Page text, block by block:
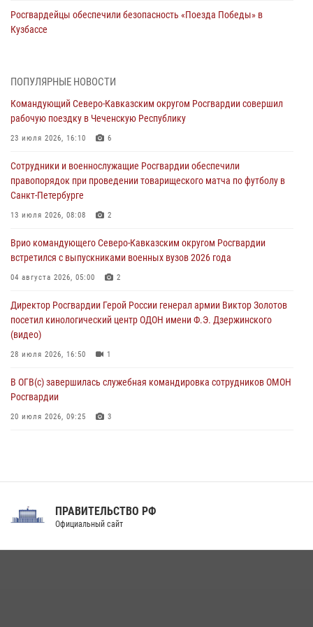
Росгвардейцы обеспечили безопасность «Поезда Победы» в
Кузбассе
Военнослужащие Софринской бригады Росгвардии встретились с
дорогой к Победе в СВО» (видео)
08 августа 2026, 07:00
ограниченными возможностями здоровья (видео)
08 августа 2026, 06:32 1
Спецназ Росгвардии в Марий Эл почтил память товарища на
08 августа 2026, 06:15 9
День физкультурника в Уральском округе Росгвардии отметили
08 августа 2026, 06:03
ПОПУЛЯРНЫЕ НОВОСТИ
Командующий Северо-Кавказским округом Росгвардии совершил
рабочую поездку в Чеченскую Республику
23 июля 2026, 16:10 6
Сотрудники и военнослужащие Росгвардии обеспечили
правопорядок при проведении товарищеского матча по футболу в
Санкт-Петербурге
13 июля 2026, 08:08 2
Врио командующего Северо-Кавказским округом Росгвардии
встретился с выпускниками военных вузов 2026 года
04 августа 2026, 05:00 2
Директор Росгвардии Герой России генерал армии Виктор Золотов
посетил кинологический центр ОДОН имени Ф.Э. Дзержинского
(видео)
28 июля 2026, 16:50 1
В ОГВ(с) завершилась служебная командировка сотрудников ОМОН
Росгвардии
20 июля 2026, 09:25 3
Праздник «Один день с Росгвардией» к 105-летию Центрального
ПРАВИТЕЛЬСТВО РФ
Официальный сайт